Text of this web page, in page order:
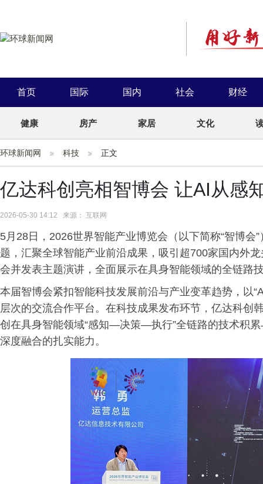
首页 国际 国内 社会 财经
健康 房产 家居 文化
环球新闻网 科技 正文
亿达科创亮相智博会 让AI从感
2026-05-30 14:12 来源： 互联网
5月28日，2026世界智能产业博览会（以下简称“智博会
题，汇聚全球智能产业前沿成果，吸引超700家国内外
会并发表主题演讲，全面展示在具身智能领域的全链路
本届智博会紧扣智能科技发展前沿与产业变革趋势，以
层次的交流合作平台。在科技成果发布环节，亿达科创
创在具身智能领域“感知—决策—执行”全链路的技术积
深度融合的扎实能力。